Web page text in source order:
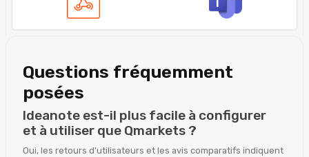
Questions fréquemment
posées
Ideanote est-il plus facile à configurer
et à utiliser que Qmarkets ?
Oui, les retours d'utilisateurs et les avis comparatifs indiquent